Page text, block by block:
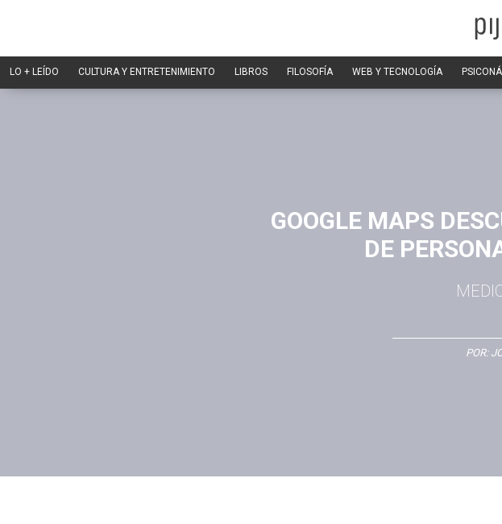
LO + LEÍDO CULTURA Y ENTRETENIMIENTO LIBROS FILOSOFÍA WEB Y TECNOLOGÍA
GOOGLE MAPS
DE
POR: